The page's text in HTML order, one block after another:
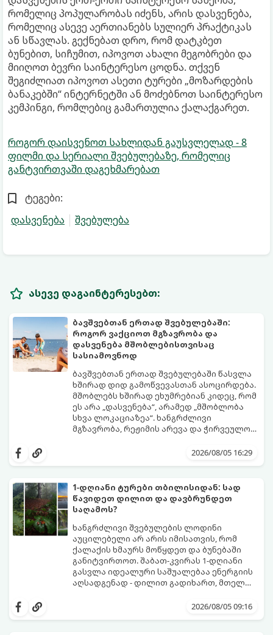
რომელიც პოპულარობას იძენს, არის დასვენება,
რომელიც ასევე აერთიანებს სულიერ პრაქტიკას
ან სწავლას. გექნებათ დრო, რომ დატკბეთ
ბუნებით, სიჩუმით, იპოვოთ ახალი მეგობრები და
მიიღოთ ბევრი საინტერესო ცოდნა. თქვენ
შეგიძლიათ იპოვოთ ასეთი ტურები „მოზარდების
ბანაკებში“ ინტერნეტში ან მოძებნოთ საინტერესო
კემპინგი, რომლებიც გამართულია ქალაქგარეთ.
როგორ დაისვენოთ სახლიდან გაუსვლელად - 8
ფილმი და სერიალი შვებულებაზე, რომელიც
განტვირთვაში დაგეხმარებათ
ტეგები:
დასვენება
შვებულება
ასევე დაგაინტერესებთ:
ბავშვებთან ერთად შვებულებაში:
როგორ ვაქციოთ მგზავრობა და
დასვენება მშობლებისთვისაც
სასიამოვნოდ
ბავშვებთან ერთად შვებულებაში წასვლა
ხშირად დიდ გამოწვევასთან ასოცირდება.
მშობლებს ხშირად ეხუმრებიან კიდეც, რომ
ეს არა „დასვენება“, არამედ „მშობლობა
სხვა ლოკაციაზეა“. ხანგრძლივი
მგზავრობა, რეჟიმის არევა და ჭირვეულობა
პრაქტიკული ხრიკით სრულიად
მშობლებსაც მოუტანოს ნამდვილი
განტვირთვა.
2026/08/05 16:29
1-დღიანი ტურები თბილისიდან: სად
წავიდეთ დილით და დავბრუნდეთ
საღამოს?
ხანგრძლივი შვებულების ლოდინი
აუცილებელი არ არის იმისათვის, რომ
ქალაქის ხმაურს მოწყდეთ და ბუნებაში
განიტვირთოთ. შაბათ-კვირას 1-დღიანი
გასვლა იდეალური საშუალებაა ენერგიის
აღსადგენად - დილით გადიხართ, მთელ
უკვე საკუთარ საწოლში გძინავთ.
მარტივ მარშრუტს თბილისიდან,2026/08/05 09:16